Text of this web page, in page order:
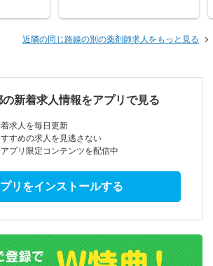
近隣の同じ路線の別の薬剤師求人をもっと見る
の新着求人情報をアプリで見る
求人を毎日更新
すめの求人を見逃さない
プリ限定コンテンツを配信中
リをインストールする